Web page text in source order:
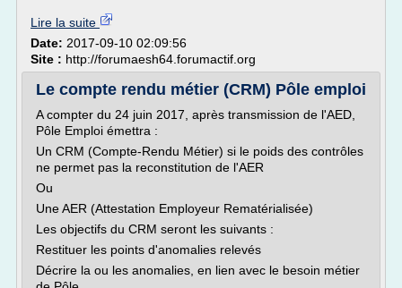
Lire la suite
Date: 2017-09-10 02:09:56
Site : http://forumaesh64.forumactif.org
Le compte rendu métier (CRM) Pôle emploi
A compter du 24 juin 2017, après transmission de l'AED,
Pôle Emploi émettra :
Un CRM (Compte-Rendu Métier) si le poids des contrôles
ne permet pas la reconstitution de l'AER
Ou
Une AER (Attestation Employeur Rematérialisée)
Les objectifs du CRM seront les suivants :
Restituer les points d'anomalies relevés
Décrire la ou les anomalies, en lien avec le besoin métier